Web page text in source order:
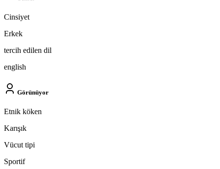
Cinsiyet
Erkek
tercih edilen dil
english
Görünüyor
Etnik köken
Karışık
Vücut tipi
Sportif